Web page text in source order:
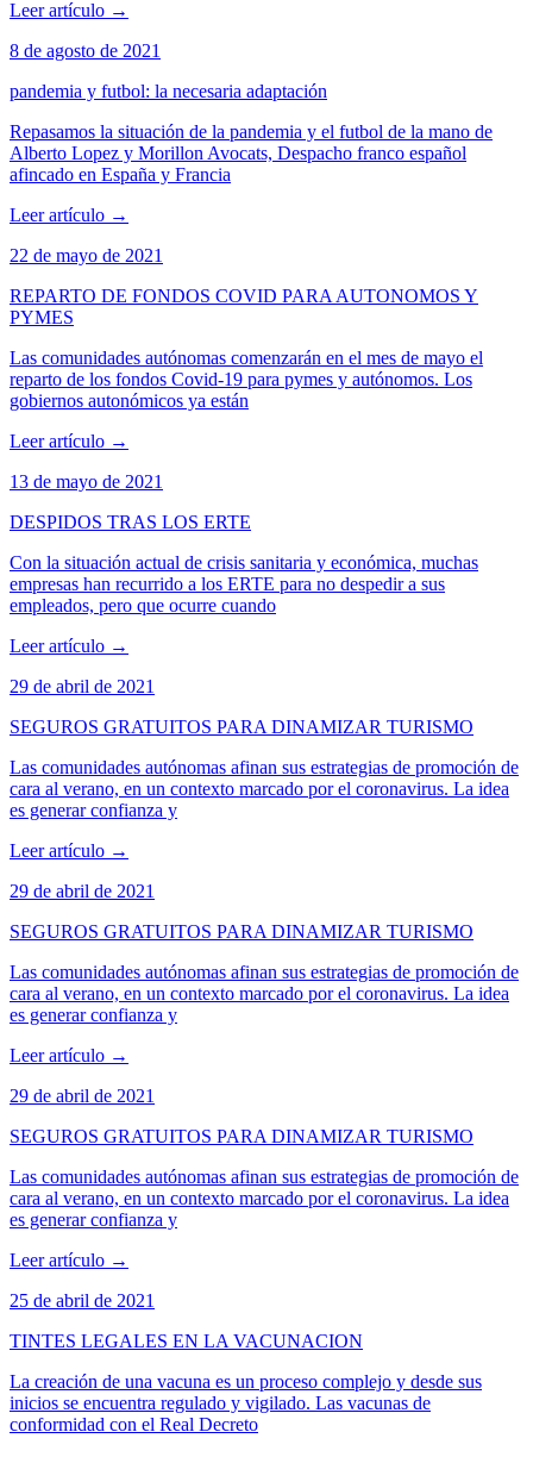
Leer artículo →
8 de agosto de 2021
pandemia y futbol: la necesaria adaptación
Repasamos la situación de la pandemia y el futbol de la mano de
Alberto Lopez y Morillon Avocats, Despacho franco español
afincado en España y Francia
Leer artículo →
22 de mayo de 2021
REPARTO DE FONDOS COVID PARA AUTONOMOS Y
PYMES
Las comunidades autónomas comenzarán en el mes de mayo el
reparto de los fondos Covid-19 para pymes y autónomos. Los
gobiernos autonómicos ya están
Leer artículo →
13 de mayo de 2021
DESPIDOS TRAS LOS ERTE
Con la situación actual de crisis sanitaria y económica, muchas
empresas han recurrido a los ERTE para no despedir a sus
empleados, pero que ocurre cuando
Leer artículo →
29 de abril de 2021
SEGUROS GRATUITOS PARA DINAMIZAR TURISMO
Las comunidades autónomas afinan sus estrategias de promoción de
cara al verano, en un contexto marcado por el coronavirus. La idea
es generar confianza y
Leer artículo →
29 de abril de 2021
SEGUROS GRATUITOS PARA DINAMIZAR TURISMO
Las comunidades autónomas afinan sus estrategias de promoción de
cara al verano, en un contexto marcado por el coronavirus. La idea
es generar confianza y
Leer artículo →
29 de abril de 2021
SEGUROS GRATUITOS PARA DINAMIZAR TURISMO
Las comunidades autónomas afinan sus estrategias de promoción de
cara al verano, en un contexto marcado por el coronavirus. La idea
es generar confianza y
Leer artículo →
25 de abril de 2021
TINTES LEGALES EN LA VACUNACION
La creación de una vacuna es un proceso complejo y desde sus
inicios se encuentra regulado y vigilado. Las vacunas de
conformidad con el Real Decreto